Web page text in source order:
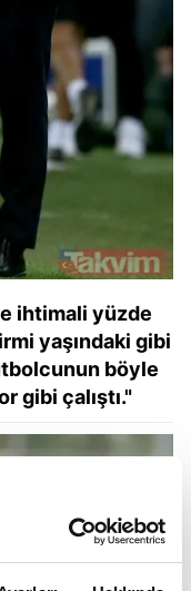
ihtimali yüzde
yaşındaki gibi
böyle
gibi çalıştı."